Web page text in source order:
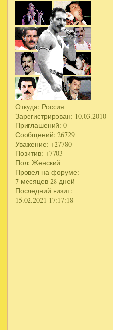
Откуда: Россия
Зарегистрирован: 10.03.2010
Приглашений: 0
Сообщений: 26729
Уважение: +27780
Позитив: +7703
Пол: Женский
Провел на форуме:
7 месяцев 28 дней
Последний визит:
15.02.2021 17:17:18